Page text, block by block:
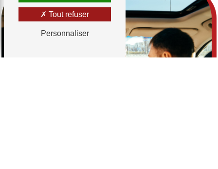
Tout refuser
Personnaliser